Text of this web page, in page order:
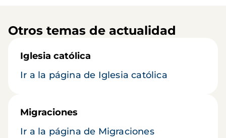
Otros temas de actualidad
Iglesia católica
Ir a la página de Iglesia católica
Migraciones
Ir a la página de Migraciones